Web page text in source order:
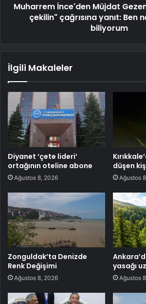
Muharrem İnce'den Müjdat
çekilin" çağrısına yanıt: Ben
biliyorum
İlgili Makaleler
Diyanet ‘çete lideri’
ortağının oteline abone
Ağustos 8, 2026
düşen
Ağustos
Zonguldak’ta Denizde
Renk Değişimi
Ağustos 8, 2026
yasağı
Ağustos